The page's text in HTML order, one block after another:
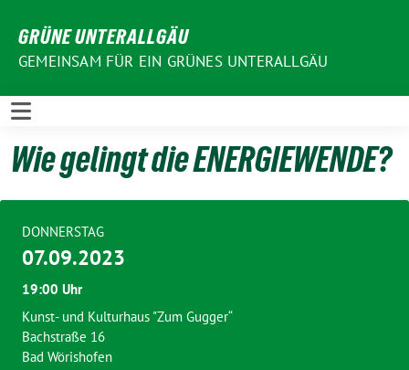
zum
Inhalt
GRÜNE UNTERALLGÄU
GEMEINSAM FÜR EIN GRÜNES UNTERALLGÄU
Wie gelingt die ENERGIEWENDE?
DONNERSTAG
07.09.2023
19:00 Uhr
Kunst- und Kulturhaus "Zum Gugger“
Bachstraße 16
Bad Wörishofen